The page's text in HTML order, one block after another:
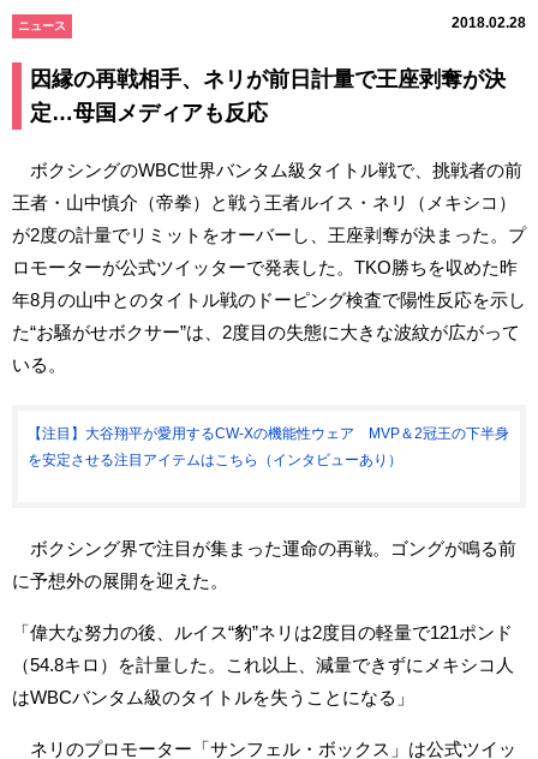
ニュース 2018.02.28
因縁の再戦相手、ネリが前日計量で王座剥奪が決
定…母国メディアも反応
ボクシングのWBC世界バンタム級タイトル戦で、挑戦者の前
王者・山中慎介（帝拳）と戦う王者ルイス・ネリ（メキシコ）
が2度の計量でリミットをオーバーし、王座剥奪が決まった。プ
ロモーターが公式ツイッターで発表した。TKO勝ちを収めた昨
年8月の山中とのタイトル戦のドーピング検査で陽性反応を示し
た“お騒がせボクサー”は、2度目の失態に大きな波紋が広がって
いる。
【注目】大谷翔平が愛用するCW-Xの機能性ウェア MVP＆2冠王の下半身
を安定させる注目アイテムはこちら（インタビューあり）
ボクシング界で注目が集まった運命の再戦。ゴングが鳴る前
に予想外の展開を迎えた。
「偉大な努力の後、ルイス“豹”ネリは2度目の軽量で121ポンド
（54.8キロ）を計量した。これ以上、減量できずにメキシコ人
はWBCバンタム級のタイトルを失うことになる」
ネリのプロモーター「サンフェル・ボックス」は公式ツイッ